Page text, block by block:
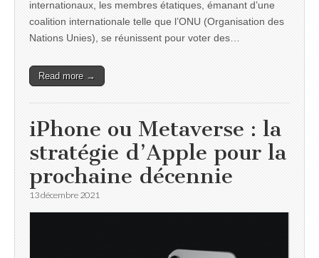
internationaux, les membres étatiques, émanant d’une
coalition internationale telle que l’ONU (Organisation des
Nations Unies), se réunissent pour voter des…
Read more →
iPhone ou Metaverse : la
stratégie d’Apple pour la
prochaine décennie
13 décembre 2021